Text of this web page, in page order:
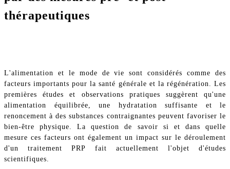
thérapeutiques
L'alimentation et le mode de vie sont considérés comme des
facteurs importants pour la santé générale et la régénération. Les
premières études et observations pratiques suggèrent qu'une
alimentation équilibrée, une hydratation suffisante et le
renoncement à des substances contraignantes peuvent favoriser le
bien-être physique. La question de savoir si et dans quelle
mesure ces facteurs ont également un impact sur le déroulement
d'un traitement PRP fait actuellement l'objet d'études
scientifiques.